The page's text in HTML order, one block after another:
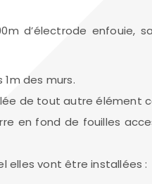
d’électrode enfouie,
des murs.
de tout autre élément
en fond de fouilles
elles vont être installées :